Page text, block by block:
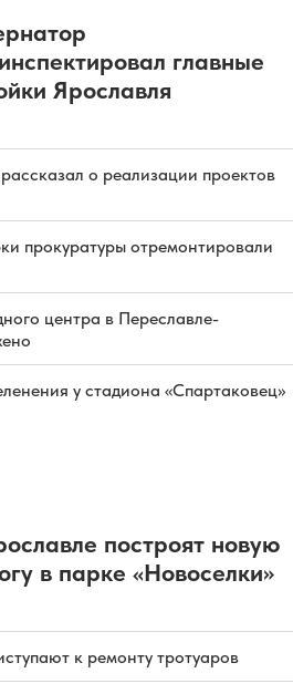
главные
Ярославля
о реализации проектов
прокуратуры отремонтировали
центра в Переславле-
у стадиона «Спартаковец»
построят новую
в парке «Новоселки»
к ремонту тротуаров